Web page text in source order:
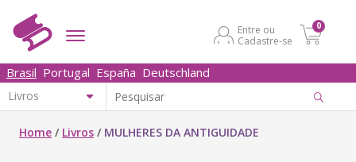
Entre ou
Cadastre-se
0
Brasil Portugal España Deutschland
Home / Livros / MULHERES DA ANTIGUIDADE